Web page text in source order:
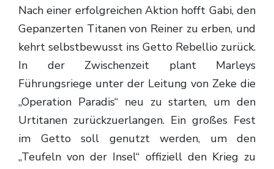
Nach einer erfolgreichen Aktion hofft Gabi, den
Gepanzerten Titanen von Reiner zu erben, und
kehrt selbstbewusst ins Getto Rebellio zurück.
In der Zwischenzeit plant Marleys
Führungsriege unter der Leitung von Zeke die
„Operation Paradis“ neu zu starten, um den
Urtitanen zurückzuerlangen. Ein großes Fest
im Getto soll genutzt werden, um den
„Teufeln von der Insel“ offiziell den Krieg zu